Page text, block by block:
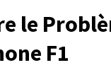
le
F1